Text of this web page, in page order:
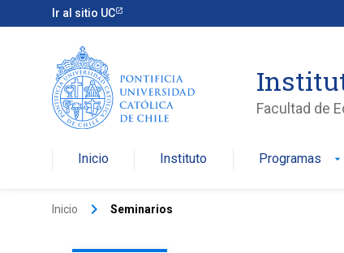
Ir al sitio UC
Facultad de
Inicio Instituto Programas arrow_drop_down
Inicio keyboard_arrow_right Seminarios